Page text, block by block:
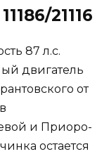
21116
87 л.с.
двигатель
от
и Приоро-
остается